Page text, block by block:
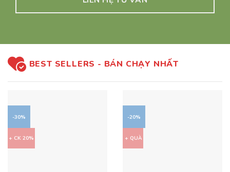
BEST SELLERS - BÁN CHẠY NHẤT
-30%
+ CK 20%
-20%
+ QUÀ